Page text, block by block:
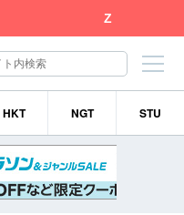
Z
HKT NGT STU